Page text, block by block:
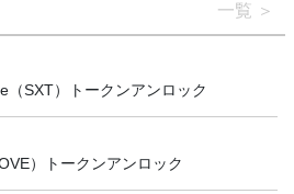
一覧
（SXT）トークンアンロック
）トークンアンロック